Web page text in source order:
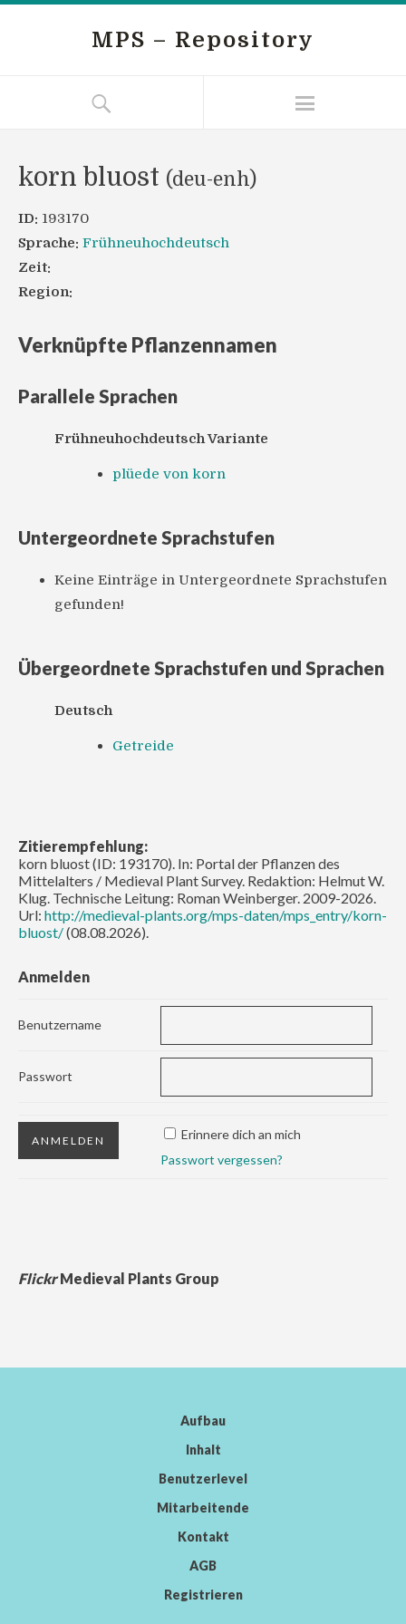
MPS – Repository
korn bluost (deu-enh)
ID: 193170
Sprache: Frühneuhochdeutsch
Zeit:
Region:
Verknüpfte Pflanzennamen
Parallele Sprachen
Frühneuhochdeutsch Variante
plüede von korn
Untergeordnete Sprachstufen
Keine Einträge in Untergeordnete Sprachstufen
gefunden!
Übergeordnete Sprachstufen und Sprachen
Deutsch
Getreide
Zitierempfehlung:
korn bluost (ID: 193170). In: Portal der Pflanzen des
Mittelalters / Medieval Plant Survey. Redaktion: Helmut W.
Klug. Technische Leitung: Roman Weinberger. 2009-2026.
Url: http://medieval-plants.org/mps-daten/mps_entry/korn-
bluost/(08.08.2026).
Anmelden
Benutzername
Passwort
Erinnere dich an mich
Passwort vergessen?
FlickrMedieval Plants Group
Aufbau
Inhalt
Benutzerlevel
Mitarbeitende
Kontakt
AGB
Registrieren